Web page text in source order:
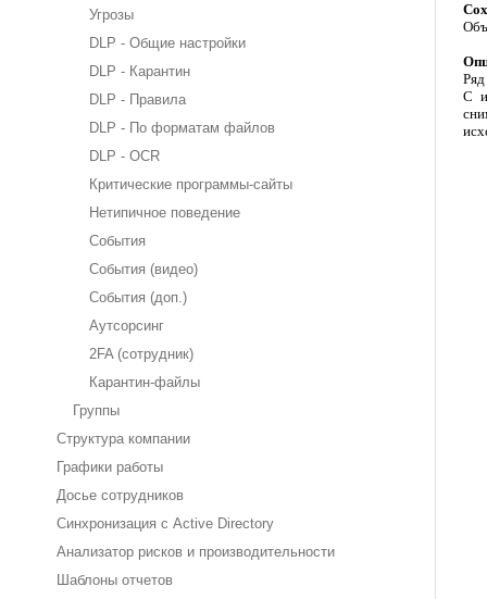
Угрозы
DLP - Общие настройки
DLP - Карантин
DLP - Правила
DLP - По форматам файлов
DLP - OCR
Критические программы-сайты
Нетипичное поведение
События
События (видео)
События (доп.)
Аутсорсинг
2FA (сотрудник)
Карантин-файлы
Группы
Структура компании
Графики работы
Досье сотрудников
Синхронизация с Active Directory
Анализатор рисков и производительности
Шаблоны отчетов
С